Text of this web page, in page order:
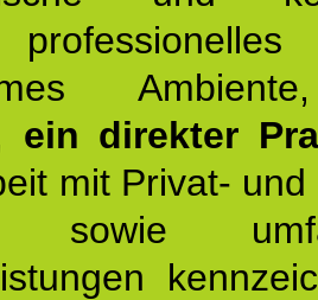
ein direkter
mit Privat-
sowie